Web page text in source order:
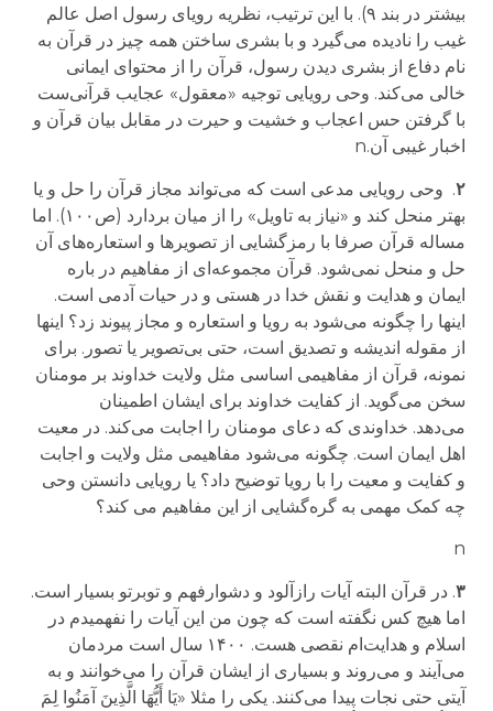
بیشتر در بند ۹)
. با این ترتیب، نظریه رویای رسول اصل عالم
غیب را نادیده می‌گیرد و با بشری ساختن همه چیز در قرآن به
نام دفاع از بشری دیدن رسول، قرآن را از محتوای ایمانی
خالی می‌کند. وحی رویایی توجیه «معقول» عجایب قرآنی‌ست
با گرفتن حس اعجاب و خشیت و حیرت در مقابل بیان قرآن و
اخبار غیبی آن.n
۲. وحی رویایی مدعی است که می‌تواند مجاز قرآن را حل و یا
بهتر منحل کند و «نیاز به تاویل» را از میان بردارد (ص۱۰۰) . اما
مساله قرآن صرفا با رمزگشایی از تصویر ها و استعاره‌های آن
حل و منحل نمی‌شود. قرآن مجموعه‌ای از مفاهیم در باره
ایمان و هدایت و نقش خدا در هستی و در حیات آدمی است.
اینها را چگونه می‌شود به رویا و استعاره و مجاز پیوند زد؟ اینها
از مقوله اندیشه و تصدیق است، حتی بی‌تصویر یا تصور. برای
نمونه، قرآن از مفاهیمی اساسی مثل ولایت خداوند بر مومنان
سخن می‌گوید. از کفایت خداوند برای ایشان اطمینان
می‌دهد. خداوندی که دعای مومنان را اجابت می‌کند. در معیت
اهل ایمان است. چگونه می‌شود مفاهیمی مثل ولایت و اجابت
و کفایت و معیت را با رویا توضیح داد؟ یا رویایی دانستن وحی
چه کمک مهمی به گره‌گشایی از این مفاهیم می کند؟
n
۳. در قرآن البته آیات رازآلود و دشوارفهم و توبرتو بسیار است.
اما هیچ کس نگفته است که چون من این آیات را نفهمیدم در
اسلام و هدایت‌ام نقصی هست. ۱۴۰۰ سال است مردمان
می‌آیند و می‌روند و بسیاری از ایشان قرآن را می‌خوانند و به
آیتی حتی نجات پیدا می‌کنند. یکی را مثلا «یَا أَیُّهَا الَّذِینَ آمَنُوا لِمَ